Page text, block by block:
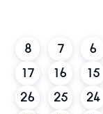
6
7
8
15
16
17
24
25
26